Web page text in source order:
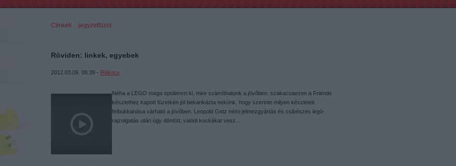
Címkék» jegyzetfüzet
Röviden: linkek, egyebek
2012.03.09. 08:39 - Rékocs
Néha a LEGO maga spoilerezi ki, mire számíthatunk a jövőben: szakacsaezen a Friends
készlethez kapott füzetkén jól bekarikázta nekünk, hogy szerinte milyen készletek
felbukkanása várható a jövőben. Leopold Getz némi jelmezgyártás és csibészes legó-
rajzolgatás után úgy döntött, valódi kockákat vesz…